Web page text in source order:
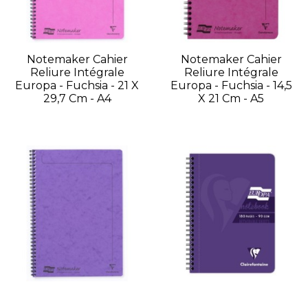
Notemaker Cahier
Reliure Intégrale
Europa - Fuchsia - 21 X
29,7 Cm - A4
Notemaker Cahier
Reliure Intégrale
Europa - Fuchsia - 14,5
X 21 Cm - A5